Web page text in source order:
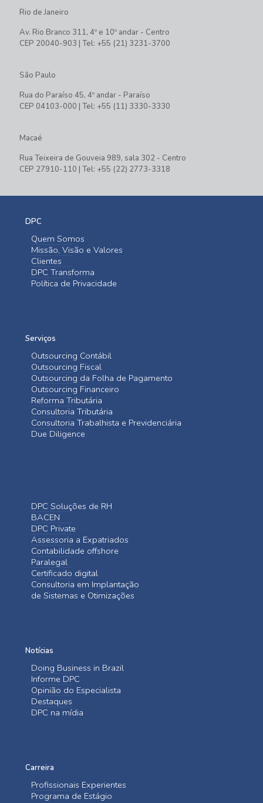
Rio de Janeiro
Av. Rio Branco 311, 4º e 10º andar - Centro
CEP 20040-903 | Tel: +55 (21) 3231-3700
São Paulo
Rua do Paraíso 45, 4º andar - Paraíso
CEP 04103-000 | Tel: +55 (11) 3330-3330
Macaé
Rua Teixeira de Gouveia 989, sala 302 - Centro
CEP 27910-110 | Tel: +55 (22) 2773-3318
DPC
Quem Somos
Missão, Visão e Valores
Clientes
DPC Transforma
Política de Privacidade
Serviços
Outsourcing Contábil
Outsourcing Fiscal
Outsourcing da Folha de Pagamento
Outsourcing Financeiro
Reforma Tributária
Consultoria Tributária
Consultoria Trabalhista e Previdenciária
Due Diligence
DPC Soluções de RH
BACEN
DPC Private
Assessoria a Expatriados
Contabilidade offshore
Paralegal
Certificado digital
Consultoria em Implantação
de Sistemas e Otimizações
Notícias
Doing Business in Brazil
Informe DPC
Opinião do Especialista
Destaques
DPC na mídia
Carreira
Profissionais Experientes
Programa de Estágio